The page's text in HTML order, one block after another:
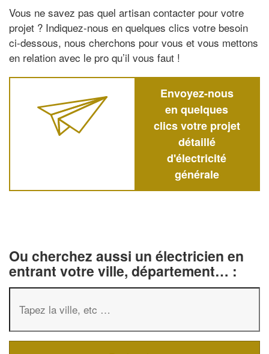
Vous ne savez pas quel artisan contacter pour votre
projet ? Indiquez-nous en quelques clics votre besoin
ci-dessous, nous cherchons pour vous et vous mettons
en relation avec le pro qu’il vous faut !
Envoyez-nous
en quelques
clics votre projet
détaillé
d'électricité
générale
Ou cherchez aussi un électricien en
entrant votre ville, département… :